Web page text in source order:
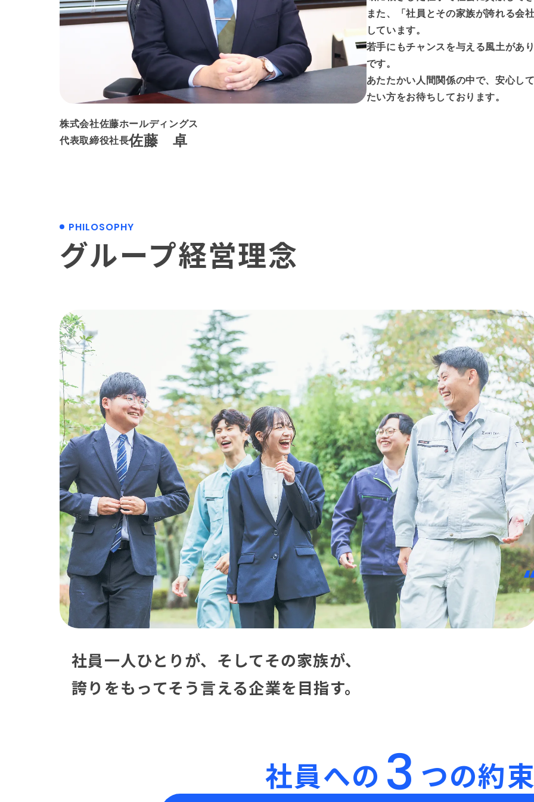
株式会社佐藤ホールディングス
代表取締役社長佐藤 卓
また、「社員とその家族が誇れる会
しています。
若手にもチャンスを与える風土があ
です。
あたたかい人間関係の中で、安心し
たい方をお待ちしております。
PHILOSOPHY
グループ経営理念
社員一人ひとりが、そしてその家族が、
誇りをもってそう言える企業を目指す。
社員への 3 つの約